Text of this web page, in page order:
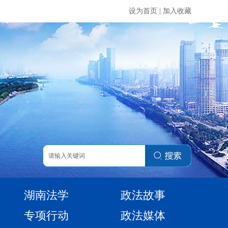
设为首页 加入收藏
湖南法学
政法故事
专项行动
政法媒体